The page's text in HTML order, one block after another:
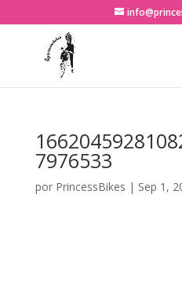
7976533
por PrincessBikes | Sep 1,